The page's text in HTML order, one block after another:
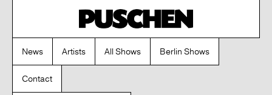
News Artists All Shows Berlin Shows
Contact